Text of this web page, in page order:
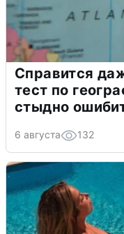
Справится
тест по
стыдно
6 августа 132